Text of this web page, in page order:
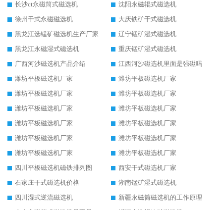
长沙ct永磁筒式磁选机
沈阳永磁辊式磁选机
徐州干式永磁磁选机
大庆铁矿干式磁选机
黑龙江选锰矿磁选机生产厂家
辽宁锰矿湿式磁选机
黑龙江永磁湿式磁选机
重庆锰矿湿式磁选机
广西河沙磁选机产品介绍
江西河沙磁选机里面是强磁吗
潍坊平板磁选机厂家
潍坊平板磁选机厂家
潍坊平板磁选机厂家
潍坊平板磁选机厂家
潍坊平板磁选机厂家
潍坊平板磁选机厂家
潍坊平板磁选机厂家
潍坊平板磁选机厂家
潍坊平板磁选机厂家
潍坊平板磁选机厂家
潍坊平板磁选机厂家
潍坊平板磁选机厂家
四川平板磁选机磁铁排列图
西安干式磁选机厂家
石家庄干式磁选机价格
湖南锰矿湿式磁选机
四川湿式逆流磁选机
新疆永磁筒磁选机的工作原理